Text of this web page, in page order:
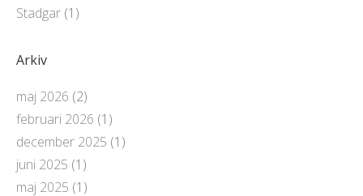
Stadgar (1)
Arkiv
maj 2026 (2)
februari 2026 (1)
december 2025 (1)
juni 2025 (1)
maj 2025 (1)